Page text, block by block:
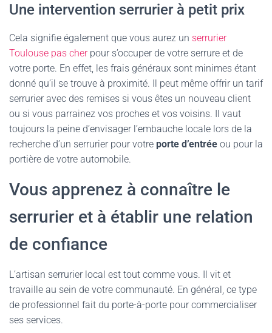
Une intervention serrurier à petit prix
Cela signifie également que vous aurez un serrurier
Toulouse pas cherpour s’occuper de votre serrure et de
votre porte. En effet, les frais généraux sont minimes étant
donné qu’il se trouve à proximité. Il peut même offrir un tarif
serrurier avec des remises si vous êtes un nouveau client
ou si vous parrainez vos proches et vos voisins. Il vaut
toujours la peine d’envisager l’embauche locale lors de la
recherche d’un serrurier pour votre porte d’entrée ou pour la
portière de votre automobile.
Vous apprenez à connaître le
serrurier et à établir une relation
de confiance
L’artisan serrurier local est tout comme vous. Il vit et
travaille au sein de votre communauté. En général, ce type
de professionnel fait du porte-à-porte pour commercialiser
ses services.